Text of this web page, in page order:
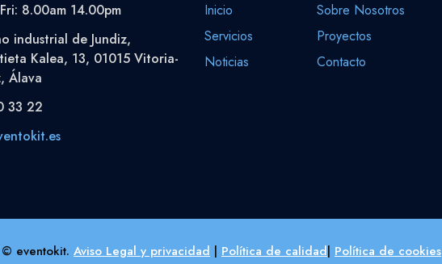
8.00am 14.00pm
industrial de Jundiz,
Kalea, 13, 01015 Vitoria-
Álava
33 22
Inicio
Sobre Nosotros
Servicios
Proyectos
Noticias
Contacto
eventokit. Aviso Legal y privacidad | Política de calidad| Política de cookies